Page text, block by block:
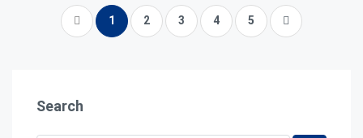
1 2 3 4 5
Search